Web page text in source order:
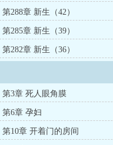
第288章 新生（42）
第285章 新生（39）
第282章 新生（36）
第3章 死人眼角膜
第6章 孕妇
第10章 开着门的房间